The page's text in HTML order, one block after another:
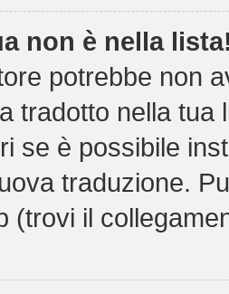
non è nella
potrebbe non
tradotto nella tua
se è possibile
traduzione.
(trovi il